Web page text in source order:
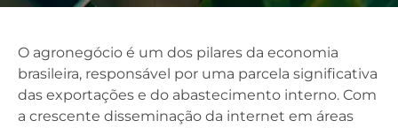
O agronegócio é um dos pilares da economia
brasileira, responsável por uma parcela significativa
das exportações e do abastecimento interno. Com
a crescente disseminação da internet em áreas